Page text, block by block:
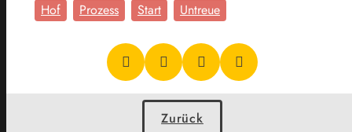
Hof Prozess Start Untreue
Zurück